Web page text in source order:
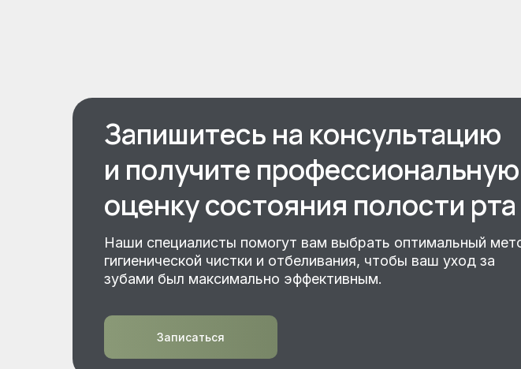
Запишитесь на консультацию
и получите профессиональную
оценку состояния полости рта
Наши специалисты помогут вам выбрать оптимальный
гигиенической чистки и отбеливания, чтобы ваш уход за
зубами был максимально эффективным.
Записаться